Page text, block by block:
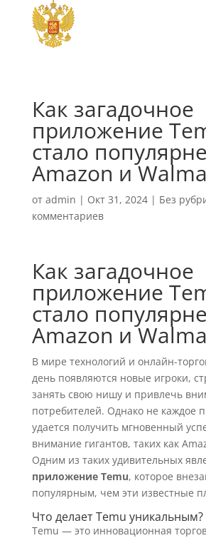
Как загадочное
приложение
стало
Amazon и
от admin | Окт 31, 2024| Без
комментариев
Как загадочное
приложение
стало
Amazon и
В мире технологий и онлайн-
день появляются новые игроки,
занять свою нишу и привлечь
потребителей. Однако не каждое
удается получить мгновенный
внимание гигантов, таких как
Одним из таких удивительных
приложение Temu, которое
популярным, чем эти известные
Что делает Temu уникальным?
Temu — это инновационная